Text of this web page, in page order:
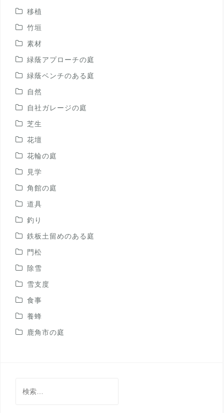
移植
竹垣
素材
緑蔭アプローチの庭
緑蔭ベンチのある庭
自然
自社ガレージの庭
芝生
花壇
花輪の庭
見学
角館の庭
道具
釣り
鉄板土留めのある庭
門松
除雪
雪支度
食事
養蜂
鹿角市の庭
索: